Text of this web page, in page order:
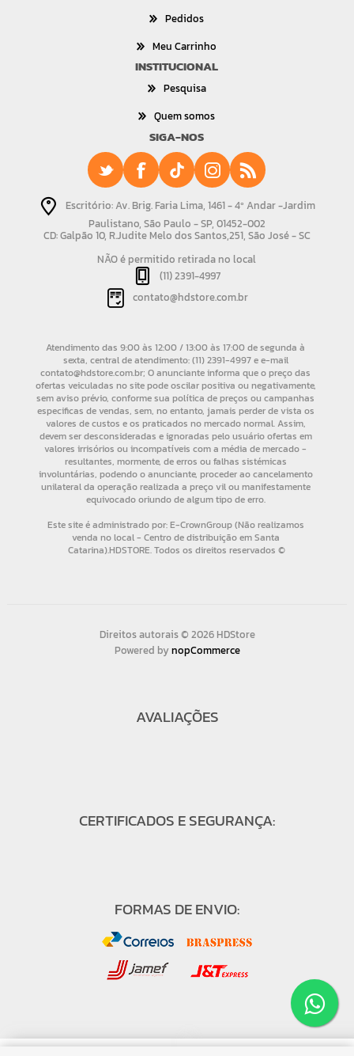
Pedidos
Meu Carrinho
INSTITUCIONAL
Pesquisa
Quem somos
SIGA-NOS
Escritório: Av. Brig. Faria Lima, 1461 - 4º Andar -Jardim
Paulistano, São Paulo - SP, 01452-002
CD: Galpão 10, R.Judite Melo dos Santos,251, São José - SC
NÃO é permitido retirada no local
(11) 2391-4997
contato@hdstore.com.br
Direitos autorais © 2026 HDStore
Powered bynopCommerce
AVALIAÇÕES
CERTIFICADOS E SEGURANÇA:
FORMAS DE ENVIO:
FORMAS DE PAGAMENTO: